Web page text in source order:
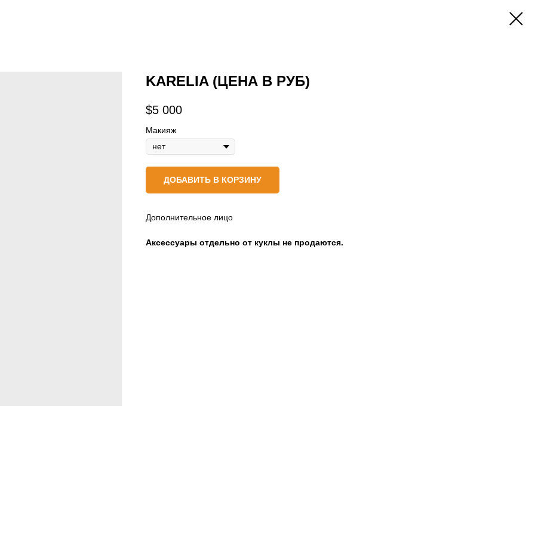
KARELIA (ЦЕНА В РУБ)
$5 000
Макияж
ДОБАВИТЬ В КОРЗИНУ
Дополнительное лицо
Аксессуары отдельно от куклы не продаются.